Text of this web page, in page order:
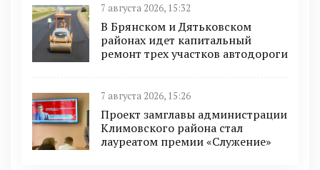
7 августа 2026, 15:32
В Брянском и Дятьковском
районах идет капитальный
ремонт трех участков автодороги
7 августа 2026, 15:26
Проект замглавы администрации
Климовского района стал
лауреатом премии «Служение»